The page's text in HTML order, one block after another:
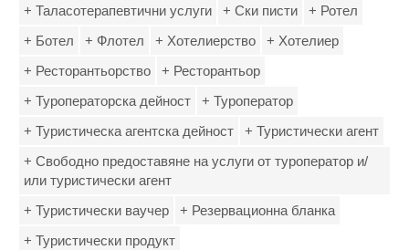
+ Таласотерапевтични услуги
+ Ски писти
+ Ротел
+ Ботел
+ Флотел + Хотелиерство
+ Хотелиер
+ Ресторантьорство
+ Ресторантьор
+ Туроператорска дейност
+ Туроператор
+ Туристическа агентска дейност
+ Туристически агент
+ Свободно предоставяне на услуги от туроператор и/
или туристически агент
+ Туристически ваучер
+ Резервационна бланка
+ Туристически продукт